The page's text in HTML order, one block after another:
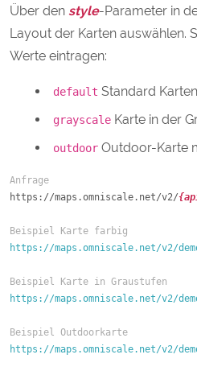
Über den style-Parameter in
Layout der Karten auswählen.
Werte eintragen:
default Standard
grayscale Karte in der
outdoor Outdoor-Karte
Anfrage
https://maps.omniscale.net/v2/
Beispiel Karte farbig
https://maps.omniscale.net/v2/
Beispiel Karte in Graustufen
https://maps.omniscale.net/v2/
Beispiel Outdoorkarte
https://maps.omniscale.net/v2/